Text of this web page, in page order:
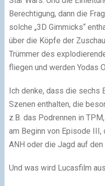
Berechtigung, dann die
solche „3D Gimmicks“
über die Köpfe der
Trümmer des
fliegen und werden Yodas
Ich denke, dass die sechs
Szenen enthalten, die
z.B. das Podrennen in
am Beginn von Episode III,
ANH oder die Jagd auf
Und was wird Lucasfilm